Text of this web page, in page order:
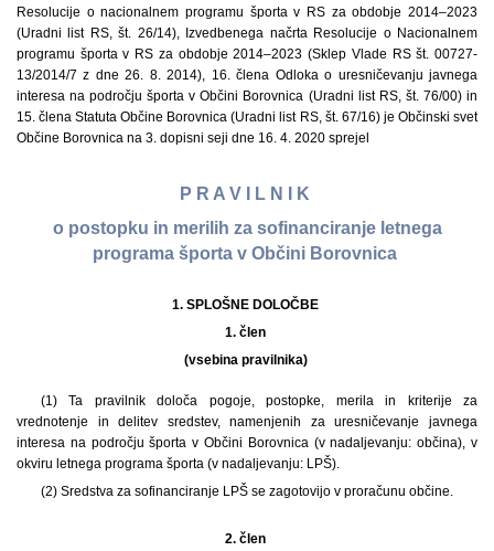
Resolucije o nacionalnem programu športa v RS za obdobje 2014–2023
(Uradni list RS, št. 26/14), Izvedbenega načrta Resolucije o Nacionalnem
programu športa v RS za obdobje 2014–2023 (Sklep Vlade RS št. 00727-
13/2014/7 z dne 26. 8. 2014), 16. člena Odloka o uresničevanju javnega
interesa na področju športa v Občini Borovnica (Uradni list RS, št. 76/00) in
15. člena Statuta Občine Borovnica (Uradni list RS, št. 67/16) je Občinski svet
Občine Borovnica na 3. dopisni seji dne 16. 4. 2020 sprejel
P R A V I L N I K
o postopku in merilih za sofinanciranje letnega
programa športa v Občini Borovnica
1. SPLOŠNE DOLOČBE
1. člen
(vsebina pravilnika)
(1) Ta pravilnik določa pogoje, postopke, merila in kriterije za
vrednotenje in delitev sredstev, namenjenih za uresničevanje javnega
interesa na področju športa v Občini Borovnica (v nadaljevanju: občina), v
okviru letnega programa športa (v nadaljevanju: LPŠ).
(2) Sredstva za sofinanciranje LPŠ se zagotovijo v proračunu občine.
2. člen